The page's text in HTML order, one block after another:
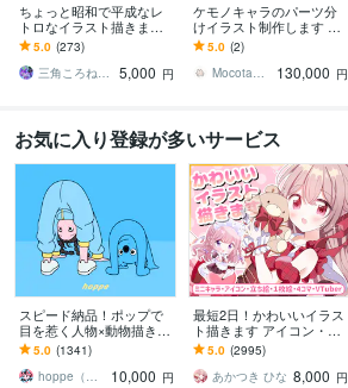
ちょっと昭和で平成なレ
トロなイラスト描きます
昭和・平成レトロ☆ネオ
ン☆パステル
5.0 (273)
三角ころねる☆プロフ必読願います
5,000 円
ケモノキャラのパーツ分
けイラスト制作します 顔
が良いイケケモVtuberに
なりたい方、お任せくだ
さい！
5.0 (2)
Mocota（もこた）
130,000 円
お気に入り登録が多いサービス
スピード納品！ポップで
目を惹く人物×動物描きま
す 挿絵・動画・グッズな
ど鮮やかな配色で個性を
出したい方へ
5.0 (1341)
hoppe（ほっぺ）
10,000 円
最短2日！かわいいイラス
ト描きます アイコン・ミ
ニキャラ・４コマ・立ち
絵をスピード納品しま
す！
5.0 (2995)
あかつき ひな 8,000 円